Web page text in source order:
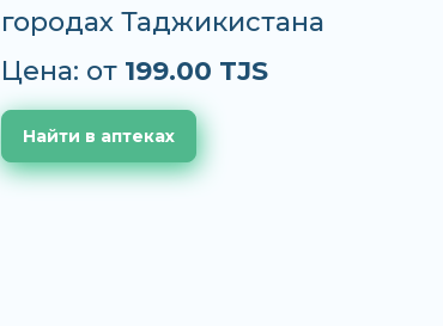
городах Таджикистана
Цена: от 199.00 TJS
Найти в аптеках